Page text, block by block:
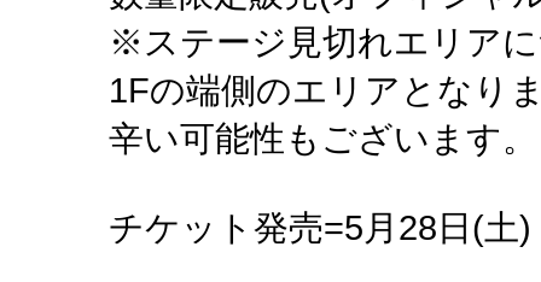
※ステージ見切れエリア
1Fの端側のエリアとなり
辛い可能性もございます。
チケット発売=5月28日(土)